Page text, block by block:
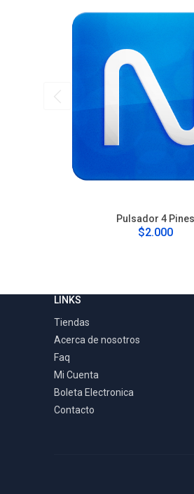
Pulsador 4 Pines
$2.000
LINKS
Tiendas
Acerca de nosotros
Faq
Mi Cuenta
Boleta Electronica
Contacto